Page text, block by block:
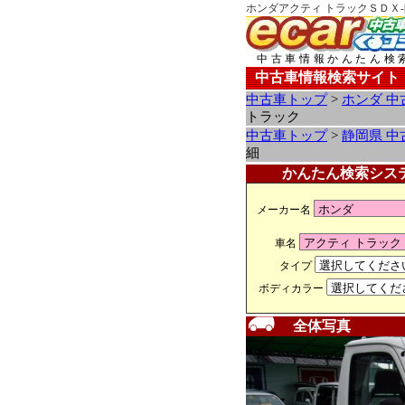
ホンダアクティ トラックＳＤ
中古車情報かんたん検
中古車情報検索サイト
中古車トップ> ホンダ 中
トラック
中古車トップ> 静岡県 中
細
かんたん検索シス
メーカー名
車名
タイプ
ボディカラー
全体写真